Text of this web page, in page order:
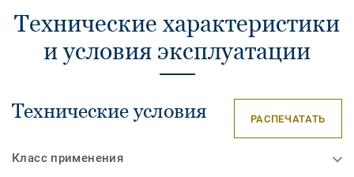
Технические характеристики
и условия эксплуатации
Технические условия РАСПЕЧАТАТЬ
Класс применения